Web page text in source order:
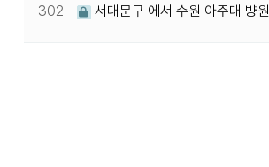
302 서대문구 에서 수원 아주대 뱡원